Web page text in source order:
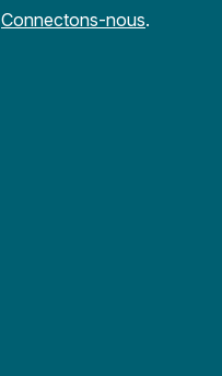
Connectons-nous.